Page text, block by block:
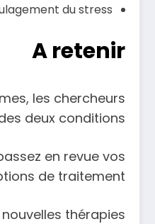
du stress
A retenir
les chercheurs
deux conditions.
en revue vos
de traitement.
thérapies